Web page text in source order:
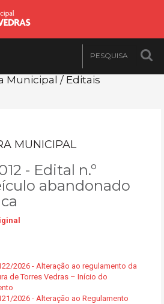
Municipal / Editais
MUNICIPAL
- Edital n.º
abandonado
2026 - Alteração ao regulamento da
de Torres Vedras – Início do
2026 - Alteração ao Regulamento